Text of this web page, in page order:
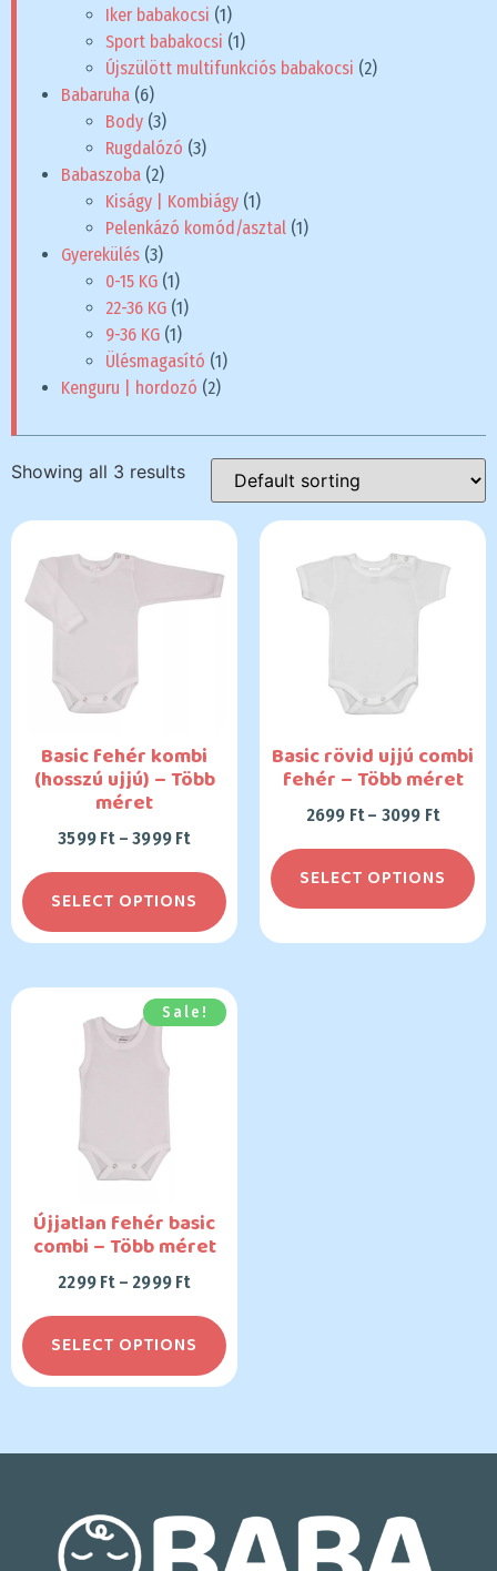
Iker babakocsi (1)
Sport babakocsi (1)
Újszülött multifunkciós babakocsi (2)
Babaruha (6)
Body (3)
Rugdalózó (3)
Babaszoba (2)
Kiságy | Kombiágy (1)
Pelenkázó komód/asztal (1)
Gyerekülés (3)
0-15 KG (1)
22-36 KG (1)
9-36 KG (1)
Ülésmagasító (1)
Kenguru | hordozó (2)
Showing all 3 results
Basic fehér kombi
(hosszú ujjú) – Több
méret
3599 Ft–3999 Ft
SELECT OPTIONS
Basic rövid ujjú combi
fehér – Több méret
2699 Ft– 3099 Ft
SELECT OPTIONS
Sale!
Újjatlan fehér basic
combi – Több méret
2299 Ft– 2999 Ft
SELECT OPTIONS